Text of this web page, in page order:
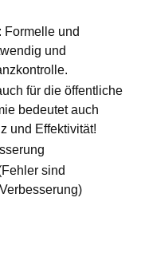
Formelle und
und
für die öffentliche
bedeutet auch
und Effektivität!
sind